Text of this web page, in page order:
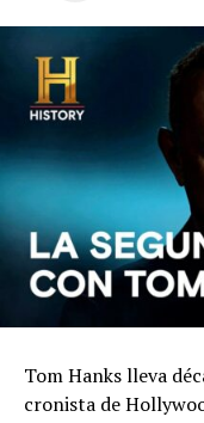
Tom Hanks lleva
cronista de